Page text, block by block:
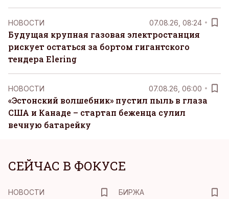
НОВОСТИ 07.08.26, 08:24
Будущая крупная газовая электростанция
рискует остаться за бортом гигантского
тендера Elering
НОВОСТИ 07.08.26, 06:00
«Эстонский волшебник» пустил пыль в глаза
США и Канаде – стартап беженца сулил
вечную батарейку
СЕЙЧАС В ФОКУСЕ
НОВОСТИ
БИРЖА